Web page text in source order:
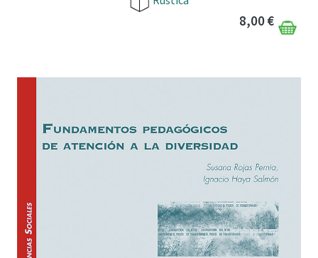
8,00 €